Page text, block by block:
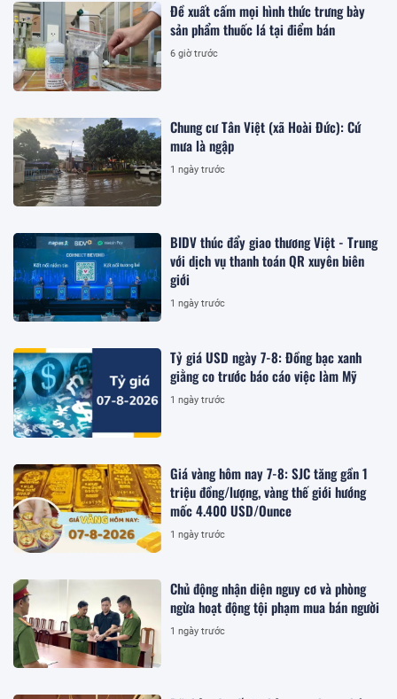
Đề xuất cấm mọi hình thức trưng bày
sản phẩm thuốc lá tại điểm bán
6 giờ trước
Chung cư Tân Việt (xã Hoài Đức): Cứ
mưa là ngập
1 ngày trước
BIDV thúc đẩy giao thương Việt - Trung
với dịch vụ thanh toán QR xuyên biên
giới
1 ngày trước
Tỷ giá USD ngày 7-8: Đồng bạc xanh
giằng co trước báo cáo việc làm Mỹ
1 ngày trước
Giá vàng hôm nay 7-8: SJC tăng gần 1
triệu đồng/lượng, vàng thế giới hướng
mốc 4.400 USD/Ounce
1 ngày trước
Chủ động nhận diện nguy cơ và phòng
ngừa hoạt động tội phạm mua bán người
1 ngày trước